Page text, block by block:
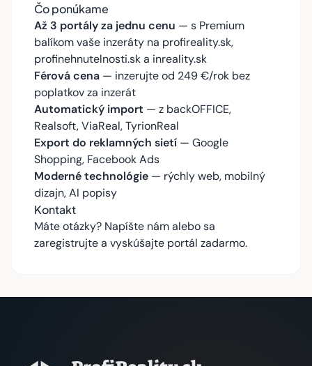
Čo ponúkame
Až 3 portály za jednu cenu — s Premium
balíkom vaše inzeráty na profireality.sk,
profinehnutelnosti.sk a inreality.sk
Férová cena — inzerujte od 249 €/rok bez
poplatkov za inzerát
Automatický import — z backOFFICE,
Realsoft, ViaReal, TyrionReal
Export do reklamných sietí — Google
Shopping, Facebook Ads
Moderné technológie — rýchly web, mobilný
dizajn, AI popisy
Kontakt
Máte otázky? Napíšte námalebo sa
zaregistrujtea vyskúšajte portál zadarmo.